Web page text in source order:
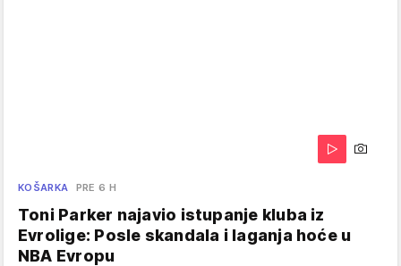
KOŠARKA PRE 6 H
Toni Parker najavio istupanje kluba iz
Evrolige: Posle skandala i laganja hoće u
NBA Evropu